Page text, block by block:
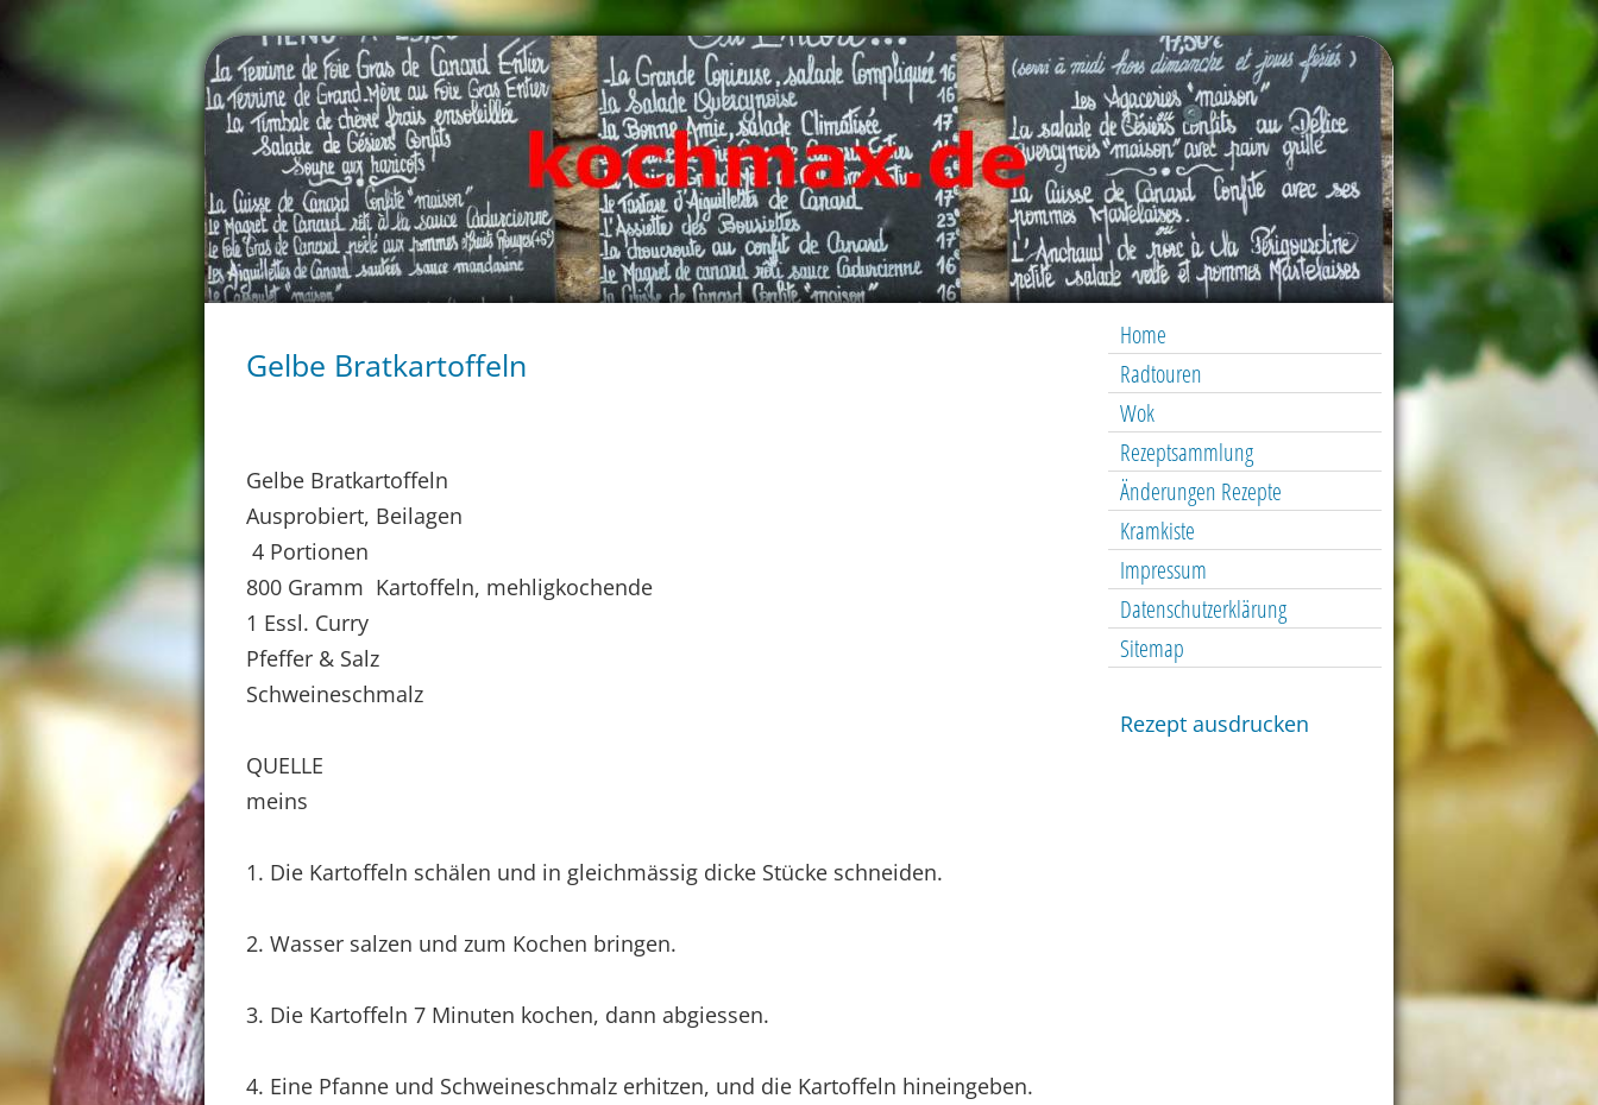
Home
Radtouren
Wok
Rezeptsammlung
Änderungen Rezepte
Kramkiste
Impressum
Datenschutzerklärung
Sitemap
Rezept ausdrucken
Gelbe Bratkartoffeln
Gelbe Bratkartoffeln
Ausprobiert, Beilagen
4 Portionen
800 Gramm Kartoffeln, mehligkochende
1 Essl. Curry
Pfeffer & Salz
Schweineschmalz
QUELLE
meins
1. Die Kartoffeln schälen und in gleichmässig dicke Stücke schneiden.
2. Wasser salzen und zum Kochen bringen.
3. Die Kartoffeln 7 Minuten kochen, dann abgiessen.
4. Eine Pfanne und Schweineschmalz erhitzen, und die Kartoffeln hineingeben.